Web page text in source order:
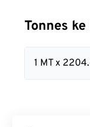
Tonnes
1 MT x